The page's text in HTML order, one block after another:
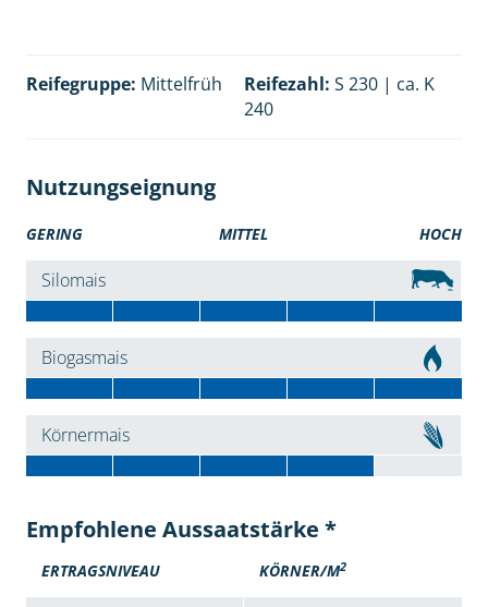
Reifegruppe: Mittelfrüh Reifezahl: S 230 | ca. K
240
Nutzungseignung
GERING MITTEL HOCH
Silomais
Biogasmais
Körnermais
Empfohlene Aussaatstärke *
ERTRAGSNIVEAU KÖRNER/M2